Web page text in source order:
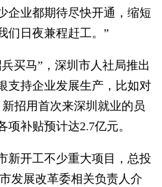
企业都期待尽快开通，缩短
们日夜兼程赶工。”
马”，深圳市人社局推出
支持企业发展生产，比如对
招用首次来深圳就业的员
补贴预计达2.7亿元。
开工不少重大项目，总投
发展改革委相关负责人介